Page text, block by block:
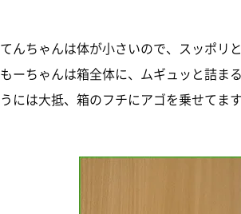
てんちゃんは体が小さいので、スッポリ
もーちゃんは箱全体に、ムギュッと詰まる
うには大抵、箱のフチにアゴを乗せてま